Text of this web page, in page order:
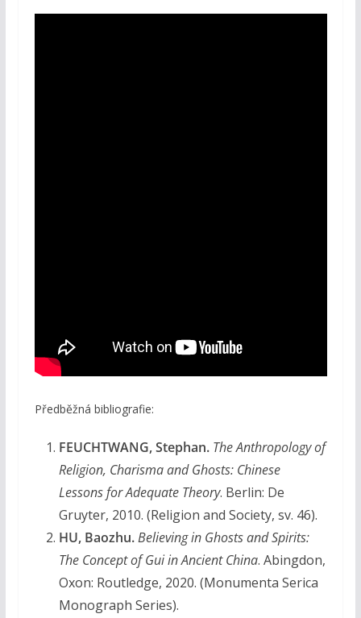
Předběžná bibliografie:
FEUCHTWANG, Stephan. The Anthropology of
Religion, Charisma and Ghosts: Chinese
Lessons for Adequate Theory. Berlin: De
Gruyter, 2010. (Religion and Society, sv. 46).
HU, Baozhu.Believing in Ghosts and Spirits:
The Concept of Gui in Ancient China. Abingdon,
Oxon: Routledge, 2020. (Monumenta Serica
Monograph Series).